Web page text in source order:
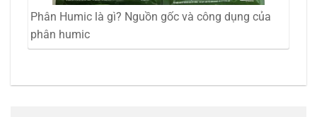
Phân Humic là gì? Nguồn gốc và công dụng của
phân humic